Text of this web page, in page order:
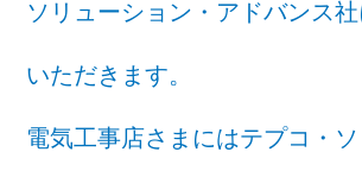
ソリューション・アドバンス
いただきます。
電気工事店さまにはテプコ・